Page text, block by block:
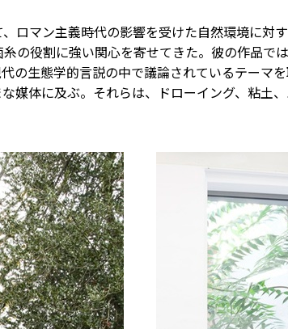
ロマン主義時代の影響を受けた自然環境に対
の役割に強い関心を寄せてきた。彼の作品で
の生態学的言説の中で議論されているテーマ
媒体に及ぶ。それらは、ドローイング、粘土